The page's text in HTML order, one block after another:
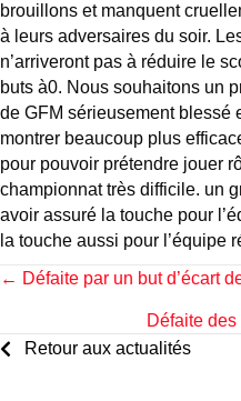
brouillons et manquent
à leurs adversaires du soir.
n’arriveront pas à réduire le
buts à0. Nous souhaitons un
de GFM sérieusement blessé
montrer beaucoup plus
pour pouvoir prétendre jouer
championnat très difficile. un
avoir assuré la touche pour
la touche aussi pour l’équipe
Posts
navigation
← Défaite par un but d’écart
Défaite
Retour aux actualités